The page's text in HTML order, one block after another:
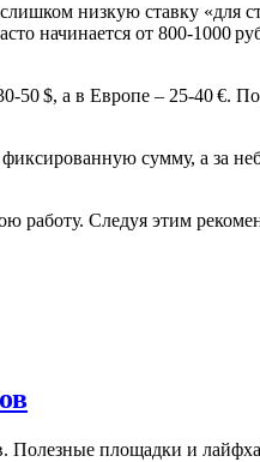
низкую ставку «для
начинается от 800‑1000
$, а в Европе – 25‑40 €.
сумму, а за
Следуя этим
Полезные площадки и